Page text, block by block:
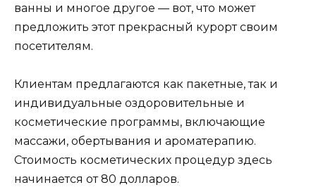
ванны и многое другое — вот, что может
предложить этот прекрасный курорт своим
посетителям.
Клиентам предлагаются как пакетные, так и
индивидуальные оздоровительные и
косметические программы, включающие
массажи, обертывания и ароматерапию.
Стоимость косметических процедур здесь
начинается от 80 долларов.